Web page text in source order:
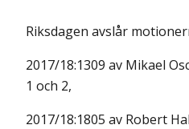
Riksdagen avslår
2017/18:1309 av Mikael
1 och 2,
2017/18:1805 av Robert